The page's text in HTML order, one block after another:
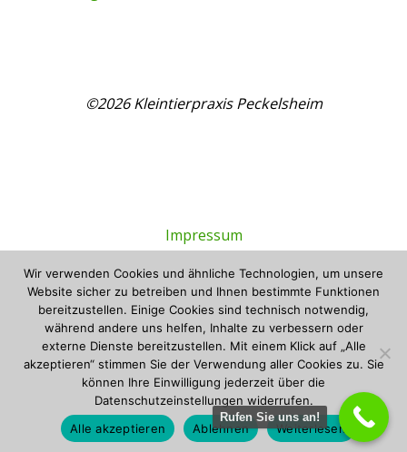
©2026 Kleintierpraxis Peckelsheim
Impressum
Datenschutzerklärung
Tierbestattung Rosengarten
Präsentiert vonBravada&WordPress
Rufen Sie uns an!
Wir verwenden Cookies und ähnliche Technologien, um unsere
Website sicher zu betreiben und Ihnen bestimmte Funktionen
bereitzustellen. Einige Cookies sind technisch notwendig,
während andere uns helfen, Inhalte zu verbessern oder
externe Dienste bereitzustellen. Mit einem Klick auf „Alle
akzeptieren“ stimmen Sie der Verwendung aller Cookies zu. Sie
können Ihre Einwilligung jederzeit über die
Datenschutzeinstellungen widerrufen.
Alle akzeptieren
Ablehnen Weiterlesen